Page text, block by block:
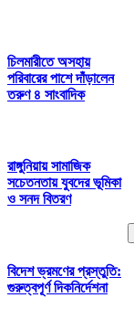
চিলমারীতে অসহায়
পরিবারের পাশে দাঁড়ালেন
তরুণ ৪ সাংবাদিক
রাঙ্গুনিয়ায় সামাজিক
সচেতনতায় যুবদের ভূমিকা
ও সনদ বিতরণ
বিদেশ ভ্রমণের প্রস্তুতি:
গুরুত্বপূর্ণ দিকনির্দেশনা